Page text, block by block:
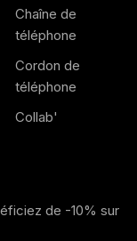
Chaîne de
téléphone
Cordon de
téléphone
Collab'
de -10% sur